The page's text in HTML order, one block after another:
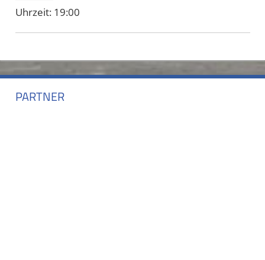
Uhrzeit: 19:00
PARTNER